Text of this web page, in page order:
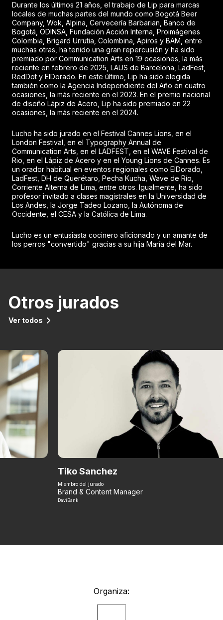
Durante los últimos 21 años, el trabajo de Lip para marcas
locales de muchas partes del mundo como Bogotá Beer
Company, Wok, Alpina, Cervecería Barbarian, Banco de
Bogotá, ODINSA, Fundación Acción Interna, Proimágenes
Colombia, Brigard Urrutia, Colombina, Apiros y BAM, entre
muchas otras, ha tenido una gran repercusión y ha sido
premiado por Communication Arts en 19 ocasiones, la más
reciente en febrero de 2025, LAUS de Barcelona, LadFest,
RedDot y ElDorado. En este último, Lip ha sido elegida
también como la Agencia Independiente del Año en cuatro
ocasiones, la más reciente en el 2023. En el premio nacional
de diseño Lápiz de Acero, Lip ha sido premiado en 22
ocasiones, la más reciente en el 2024.
Lucho ha sido jurado en el Festival Cannes Lions, en el
London Festival, en el Typography Annual de
Communication Arts, en el LADFEST, en el WAVE Festival de
Rio, en el Lápiz de Acero y en el Young Lions de Cannes. Es
un orador habitual en eventos regionales como ElDorado,
LadFest, DH de Querétaro, Pecha Kucha, Wave de Río,
Corriente Alterna de Lima, entre otros. Igualmente, ha sido
profesor invitado a clases magistrales en la Universidad de
Los Andes, la Jorge Tadeo Lozano, la Autónoma de
Occidente, el CESA y la Católica de Lima.
Lucho es un entusiasta cocinero aficionado y un amante de
los perros "convertido" gracias a su hija María del Mar.
Otros jurados
Ver todos
Tiko Sanchez
Miembro del jurado
Brand & Content Manager
DaviBank
Organiza: